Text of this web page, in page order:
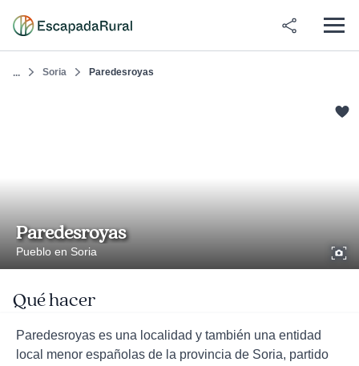
... Soria Paredesroyas
Paredesroyas
Pueblo en Soria
Qué hacer
Paredesroyas es una localidad y también una entidad
local menor españolas de la provincia de Soria, partido